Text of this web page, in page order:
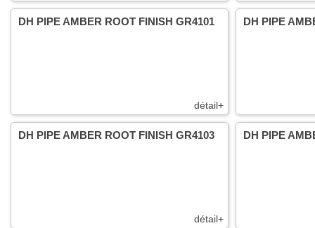
détail+
DH PIPE AMBER ROOT FINISH GR4101 DH PIPE
détail+
DH PIPE AMBER ROOT FINISH GR4103 DH PIPE